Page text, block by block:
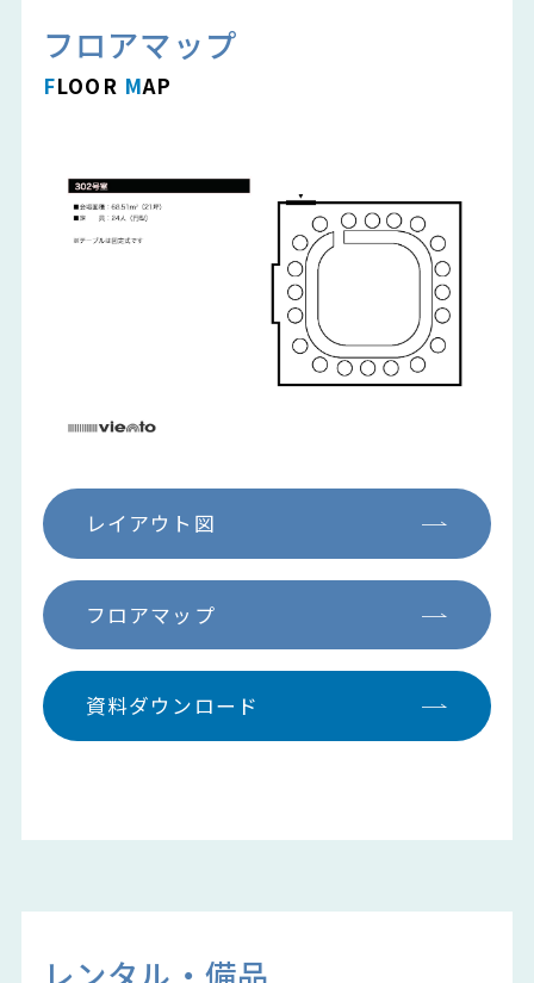
フロアマップ
FLOOR MAP
レイアウト図
フロアマップ
資料ダウンロード